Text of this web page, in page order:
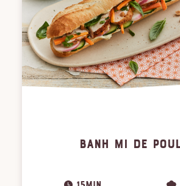
BANH MI DE